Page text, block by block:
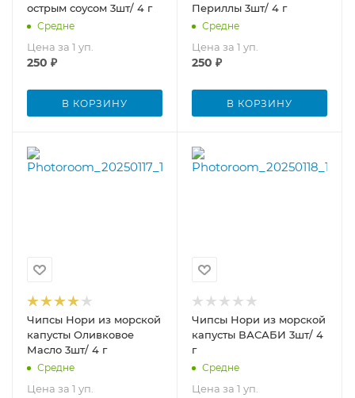
острым соусом 3шт/ 4 г
Средне
Цена за 1 уп.
250 ₽
В КОРЗИНУ
Периллы 3шт/ 4 г
Средне
Цена за 1 уп.
250 ₽
В КОРЗИНУ
Чипсы Нори из морской
капусты Оливковое
Масло 3шт/ 4 г
Средне
Цена за 1 уп.
Чипсы Нори из морской
капусты ВАСАБИ 3шт/ 4
г
Средне
Цена за 1 уп.